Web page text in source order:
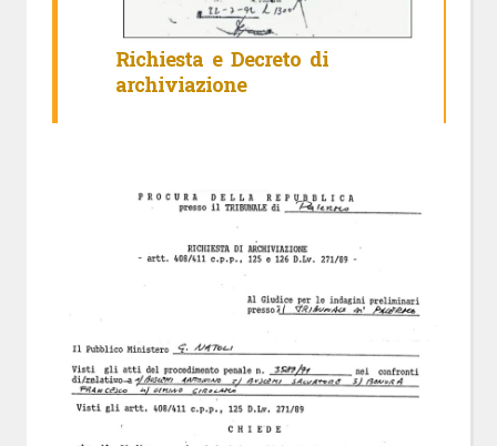
Richiesta e Decreto di
archiviazione